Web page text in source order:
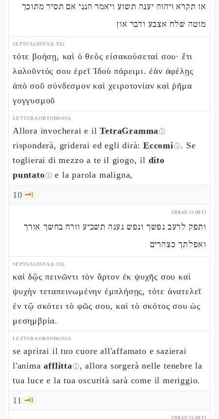
אז תקרא ויהוה יענה תשוע ויאמר הנני אם תסיר מתוכך
מוטה שלח אצבע ודבר און
SEPTUAGINTA (LXX)
τότε βοήσῃ, καὶ ὁ θεὸς εἰσακούσεταί σου· ἔτι
λαλοῦντός σου ἐρεῖ Ἰδοὺ πάρειμι. ἐὰν ἀφέλῃς
ἀπὸ σοῦ σύνδεσμον καὶ χειροτονίαν καὶ ῥῆμα
γογγυσμοῦ
LETTURA ORTODOSSA
Allora invocherai e ilTetraGrammaⓘ
risponderà, griderai ed egli dirà:Eccomiⓘ. Se
toglierai di mezzo a te il giogo, il dito
puntatoⓘ e la parola maligna,
10 🗝️1
EBRAICO (MT)
ותפק לרעב נפשך ונפש נענה תשביע וזרח בחשך אורך
ואפלתך כצהרים
SEPTUAGINTA (LXX)
καὶ δῷς πεινῶντι τὸν ἄρτον ἐκ ψυχῆς σου καὶ
ψυχὴν τεταπεινωμένην ἐμπλήσῃς, τότε ἀνατελεῖ
ἐν τῷ σκότει τὸ φῶς σου, καὶ τὸ σκότος σου ὡς
μεσημβρία.
LETTURA ORTODOSSA
se aprirai il tuo cuore all'affamato e sazierai
l'animaafflittaⓘ, allora sorgerà nelle tenebre la
tua luce e la tua oscurità sarà come il meriggio.
11 🗝️3